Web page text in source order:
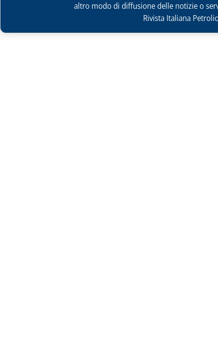
altro modo di diffusione delle notizie o
Rivista Italiana